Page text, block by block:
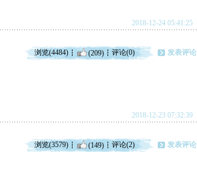
2018-12-24 05:41:25
浏览(4484) (209) 评论(0) 发表评论
2018-12-23 07:32:39
浏览(3579) (149) 评论(2) 发表评论